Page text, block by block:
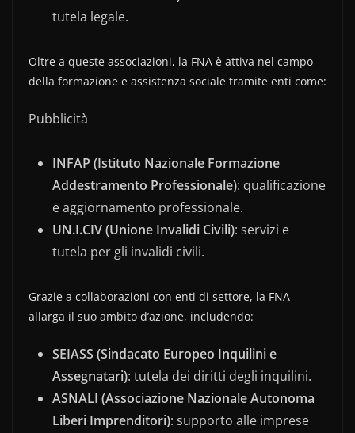
tutela legale.
Oltre a queste associazioni, la FNA è attiva nel campo
della formazione e assistenza sociale tramite enti come:
Pubblicità
INFAP (Istituto Nazionale Formazione
Addestramento Professionale): qualificazione
e aggiornamento professionale.
UN.I.CIV (Unione Invalidi Civili): servizi e
tutela per gli invalidi civili.
Grazie a collaborazioni con enti di settore, la FNA
allarga il suo ambito d’azione, includendo:
SEIASS (Sindacato Europeo Inquilini e
Assegnatari): tutela dei diritti degli inquilini.
ASNALI (Associazione Nazionale Autonoma
Liberi Imprenditori): supporto alle imprese